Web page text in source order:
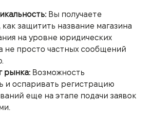
Вы получаете
как защитить название магазина
на уровне юридических
не просто частных сообщений
рынка:Возможность
и оспаривать регистрацию
еще на этапе подачи заявок